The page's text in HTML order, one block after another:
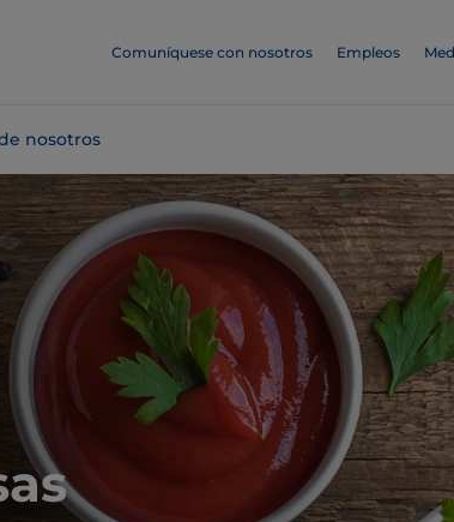
Comuníquese con nosotros Empleos
nosotros